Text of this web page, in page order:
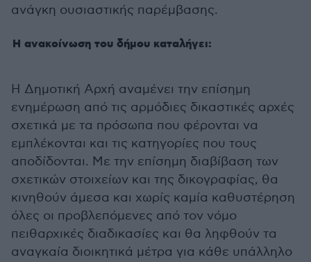
ανάγκη ουσιαστικής παρέμβασης.
Η ανακοίνωση του δήμου καταλήγει:
Η Δημοτική Αρχή αναμένει την επίσημη
ενημέρωση από τις αρμόδιες δικαστικές αρχές
σχετικά με τα πρόσωπα που φέρονται να
εμπλέκονται και τις κατηγορίες που τους
αποδίδονται. Με την επίσημη διαβίβαση των
σχετικών στοιχείων και της δικογραφίας, θα
κινηθούν άμεσα και χωρίς καμία καθυστέρηση
όλες οι προβλεπόμενες από τον νόμο
πειθαρχικές διαδικασίες και θα ληφθούν τα
αναγκαία διοικητικά μέτρα για κάθε υπάλληλο